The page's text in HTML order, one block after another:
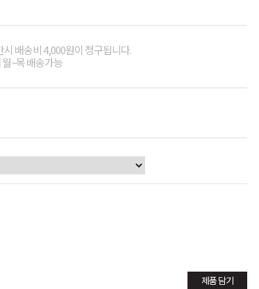
배송비 4,000원이 청구됩니다.
~목 배송가능
제품 담기